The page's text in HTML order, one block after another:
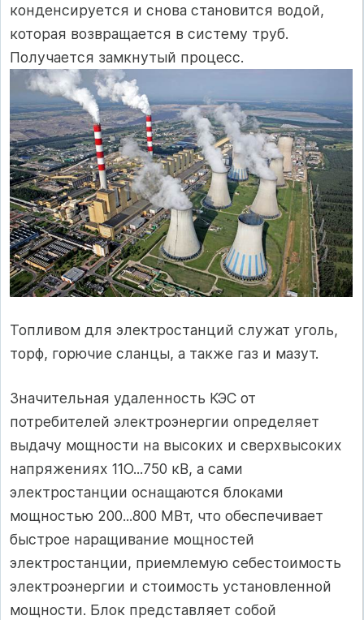
конденсируется и снова становится водой,
которая возвращается в систему труб.
Получается замкнутый процесс.
Топливом для электростанций служат уголь,
торф, горючие сланцы, а также газ и мазут.
Значительная удаленность КЭС от
потребителей электроэнергии определяет
выдачу мощности на высоких и сверхвысоких
напряжениях 11О...750 кВ, а сами
электростанции оснащаются блоками
мощностью 200...800 МВт, что обеспечивает
быстрое наращивание мощностей
электростанции, приемлемую себестоимость
электроэнергии и стоимость установленной
мощности. Блок представляет собой